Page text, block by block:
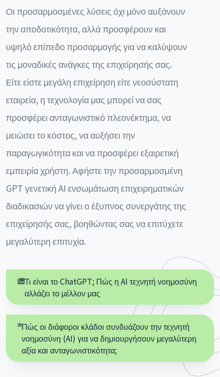
Οι προσαρμοσμένες λύσεις όχι μόνο αυξάνουν
την αποδοτικότητα, αλλά προσφέρουν και
υψηλό επίπεδο προσαρμογής για να καλύψουν
τις μοναδικές ανάγκες της επιχείρησής σας.
Είτε είστε μεγάλη επιχείρηση είτε νεοσύστατη
εταιρεία, η τεχνολογία μας μπορεί να σας
προσφέρει ανταγωνιστικό πλεονέκτημα, να
μειώσει το κόστος, να αυξήσει την
παραγωγικότητα και να προσφέρει εξαιρετική
εμπειρία χρήστη. Αφήστε την προσαρμοσμένη
GPT γενετική AI ενσωμάτωση επιχειρηματικών
διαδικασιών να γίνει ο έξυπνος συνεργάτης της
επιχείρησής σας, βοηθώντας σας να επιτύχετε
μεγαλύτερη επιτυχία.
Τι είναι το ChatGPT; Πώς η AI τεχνητή νοημοσύνη
αλλάζει το μέλλον μας
Πώς οι διάφοροι κλάδοι συνδυάζουν την τεχνητή
νοημοσύνη (AI) για να δημιουργήσουν μεγαλύτερη
αξία και ανταγωνιστικότητα;